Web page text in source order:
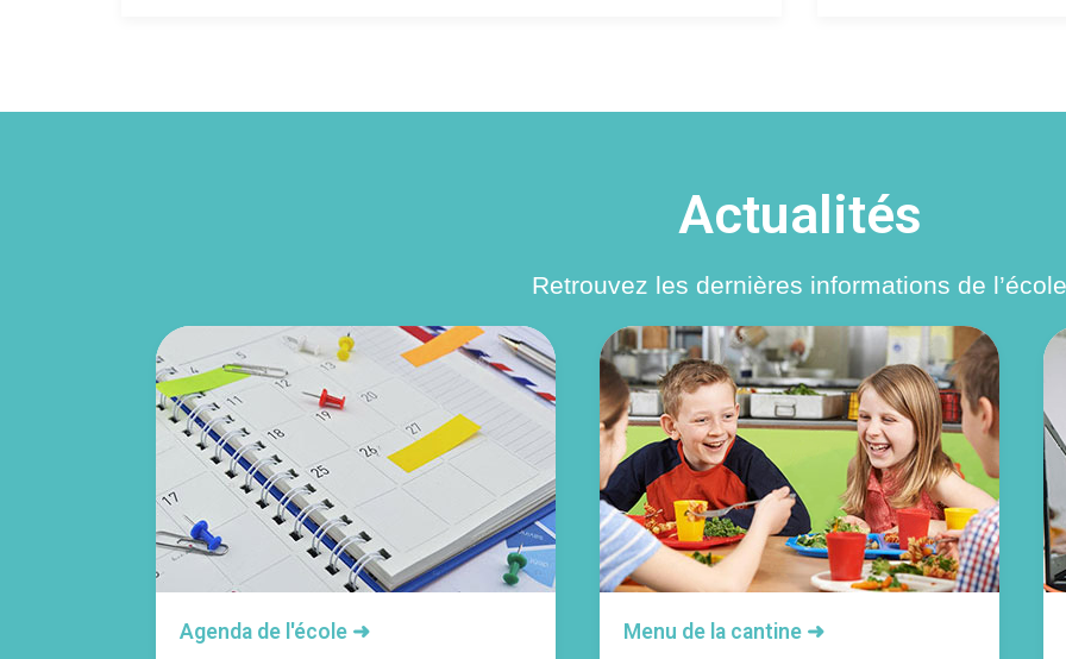
Actualités
Retrouvez les dernières informations de l’école
Agenda de l'école ➜ Menu de la cantine ➜